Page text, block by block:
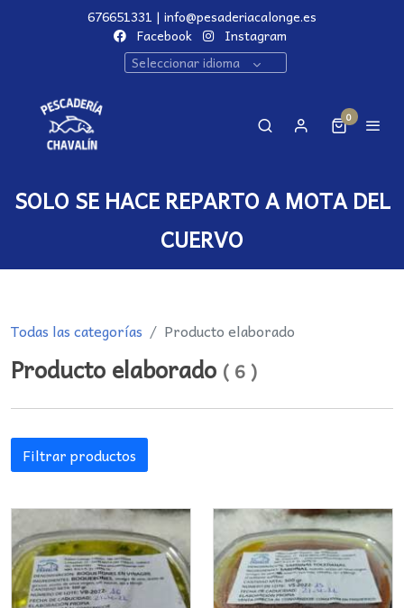
676651331 | info@pesaderiacalonge.es
Facebook
Instagram
Seleccionar idioma
0
SOLO SE HACE REPARTO A MOTA DEL
CUERVO
Todas las categorías Producto elaborado
Producto elaborado ( 6 )
Filtrar productos